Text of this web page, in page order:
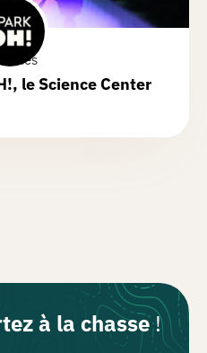
, le Science Center
à la chasse!